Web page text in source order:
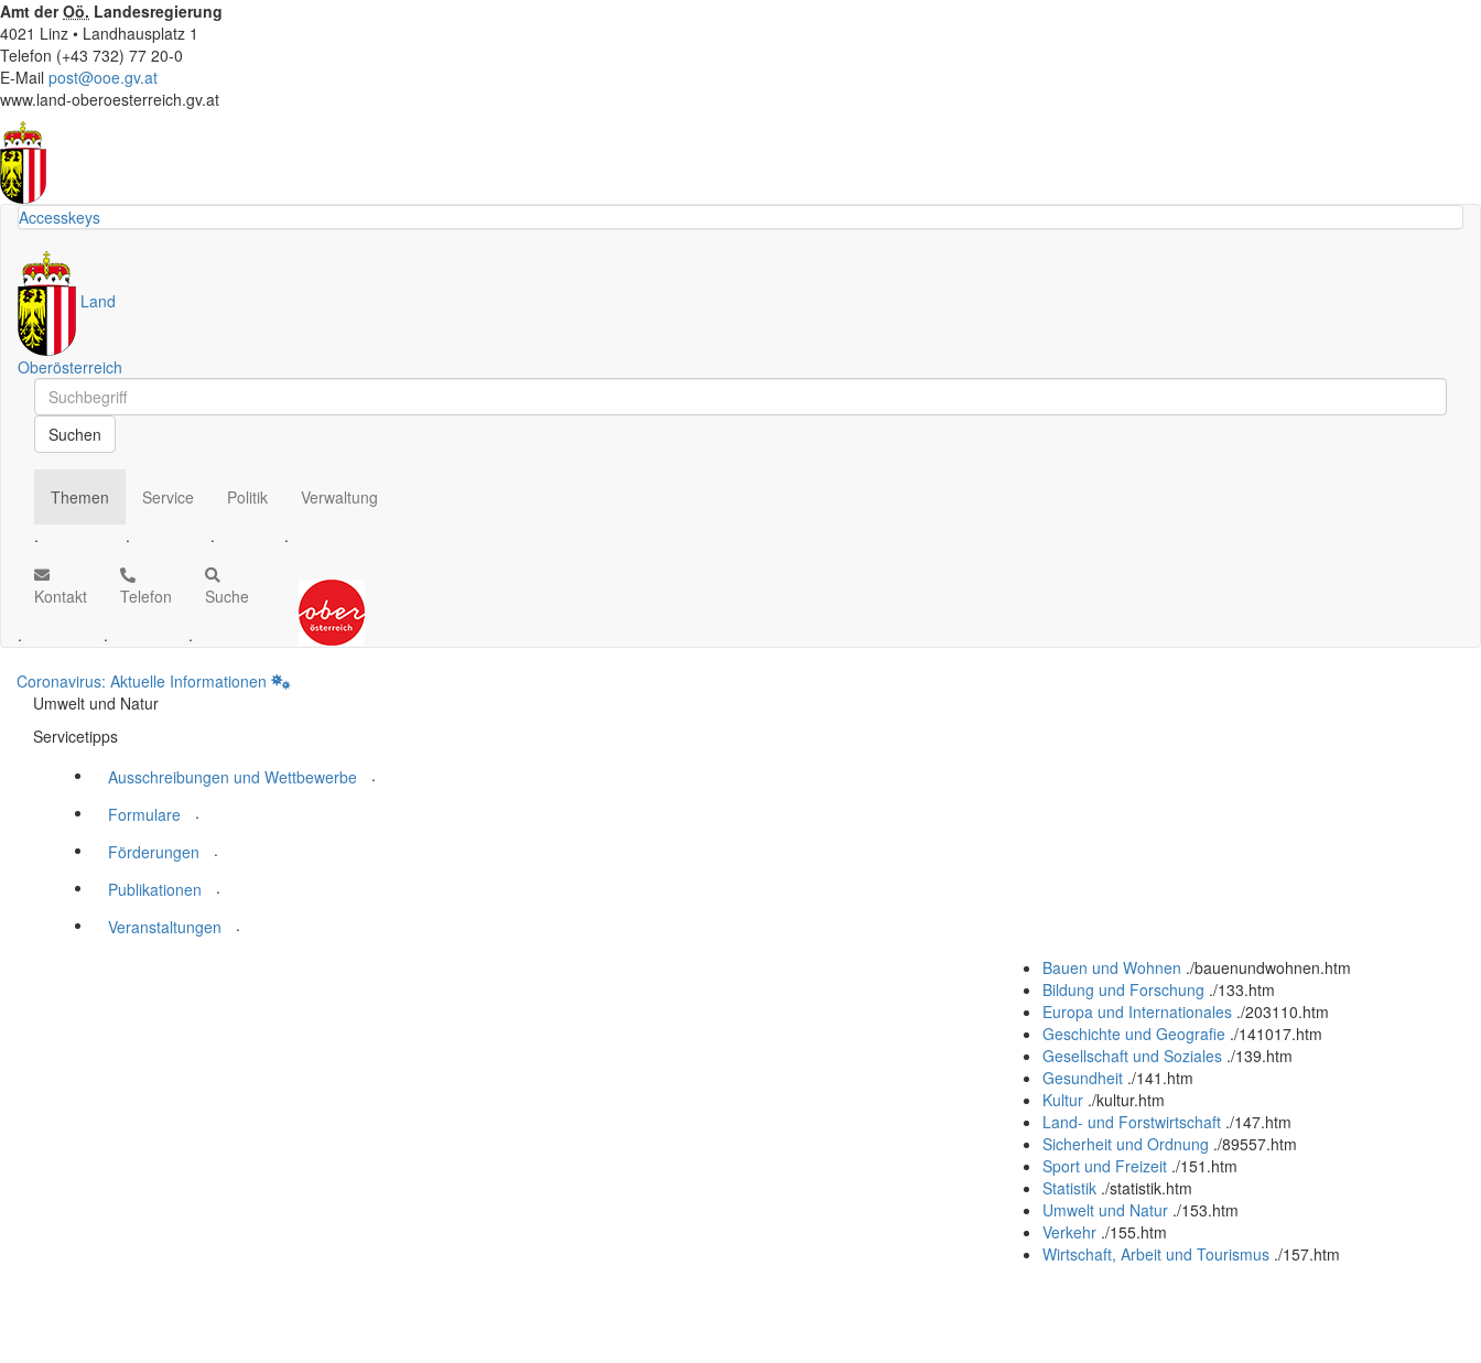
Amt derOö. Landesregierung
4021 Linz • Landhausplatz 1
Telefon (+43 732) 77 20-0
E-Mail post@ooe.gv.at
www.land-oberoesterreich.gv.at
Accesskeys
Land
Oberösterreich
Schnellsuche
Schnellsuche
Suchen
Themen
.
Service
.
Politik
.
Verwaltung
.
Kontakt
.
Telefon
.
Suche
.
Coronavirus: Aktuelle Informationen
Umwelt und Natur
Servicetipps
Ausschreibungen und Wettbewerbe
.
Formulare
.
Förderungen
.
Publikationen
.
Veranstaltungen
.
Bauen und Wohnen ./bauenundwohnen.htm
Bildung und Forschung ./133.htm
Europa und Internationales ./203110.htm
Geschichte und Geografie ./141017.htm
Gesellschaft und Soziales ./139.htm
Gesundheit ./141.htm
Kultur ./kultur.htm
Land- und Forstwirtschaft ./147.htm
Sicherheit und Ordnung ./89557.htm
Sport und Freizeit ./151.htm
Statistik ./statistik.htm
Umwelt und Natur ./153.htm
Verkehr ./155.htm
Wirtschaft, Arbeit und Tourismus ./157.htm